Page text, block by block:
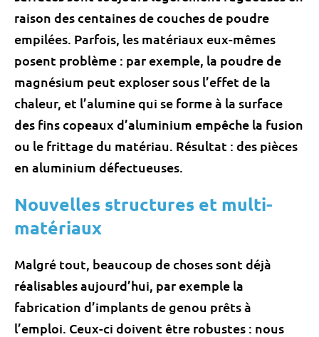
raison des centaines de couches de poudre
empilées. Parfois, les matériaux eux-mêmes
posent problème : par exemple, la poudre de
magnésium peut exploser sous l’effet de la
chaleur, et l’alumine qui se forme à la surface
des fins copeaux d’aluminium empêche la fusion
ou le frittage du matériau. Résultat : des pièces
en aluminium défectueuses.
Nouvelles structures et multi-
matériaux
Malgré tout, beaucoup de choses sont déjà
réalisables aujourd’hui, par exemple la
fabrication d’implants de genou prêts à
l’emploi. Ceux-ci doivent être robustes : nous